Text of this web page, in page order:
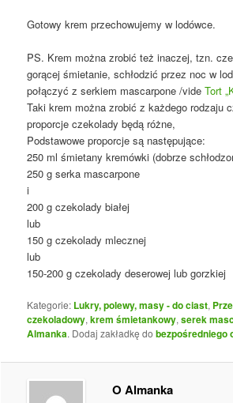
Gotowy krem przechowujemy w lodówce.
PS. Krem można zrobić też inaczej, tzn.
gorącej śmietanie, schłodzić przez noc w
połączyć z serkiem mascarpone /videTort
Taki krem można zrobić z każdego rodzaju
proporcje czekolady będą różne,
Podstawowe proporcje są następujące:
250 ml śmietany kremówki (dobrze
250 g serka mascarpone
i
200 g czekolady białej
lub
150 g czekolady mlecznej
lub
150-200 g czekolady deserowej lub gorzkiej
Kategorie: Lukry, polewy, masy - do ciast,
czekoladowy,krem śmietankowy,serek
Almanka. Dodaj zakładkę dobezpośredniego
O Almanka